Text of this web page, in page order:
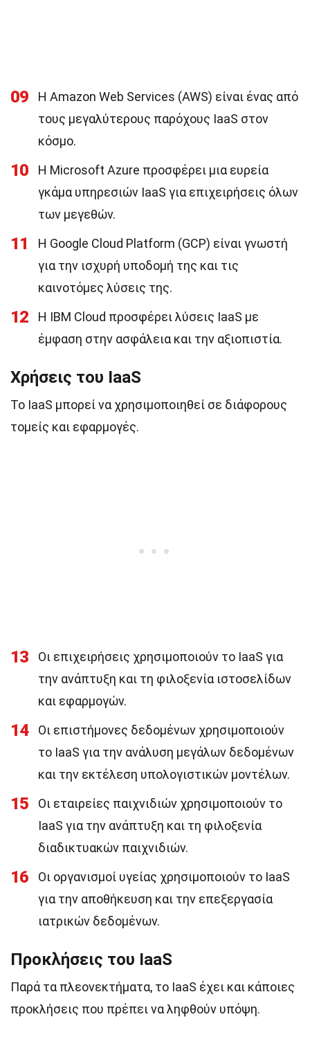
09
Η Amazon Web Services (AWS) είναι ένας από
τους μεγαλύτερους παρόχους IaaS στον
κόσμο.
10
Η Microsoft Azure προσφέρει μια ευρεία
γκάμα υπηρεσιών IaaS για επιχειρήσεις όλων
των μεγεθών.
11
Η Google Cloud Platform (GCP) είναι γνωστή
για την ισχυρή υποδομή της και τις
καινοτόμες λύσεις της.
12
Η IBM Cloud προσφέρει λύσεις IaaS με
έμφαση στην ασφάλεια και την αξιοπιστία.
Χρήσεις του IaaS
Το IaaS μπορεί να χρησιμοποιηθεί σε διάφορους
τομείς και εφαρμογές.
13
Οι επιχειρήσεις χρησιμοποιούν το IaaS για
την ανάπτυξη και τη φιλοξενία ιστοσελίδων
και εφαρμογών.
14
Οι επιστήμονες δεδομένων χρησιμοποιούν
το IaaS για την ανάλυση μεγάλων δεδομένων
και την εκτέλεση υπολογιστικών μοντέλων.
15
Οι εταιρείες παιχνιδιών χρησιμοποιούν το
IaaS για την ανάπτυξη και τη φιλοξενία
διαδικτυακών παιχνιδιών.
16
Οι οργανισμοί υγείας χρησιμοποιούν το IaaS
για την αποθήκευση και την επεξεργασία
ιατρικών δεδομένων.
Προκλήσεις του IaaS
Παρά τα πλεονεκτήματα, το IaaS έχει και κάποιες
προκλήσεις που πρέπει να ληφθούν υπόψη.